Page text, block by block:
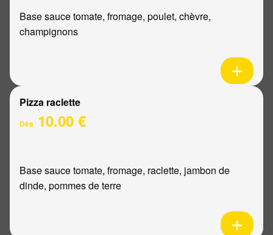
Base sauce tomate, fromage, poulet, chèvre,
champignons
Pizza raclette
Dès 10.00 €
Base sauce tomate, fromage, raclette, jambon de
dinde, pommes de terre